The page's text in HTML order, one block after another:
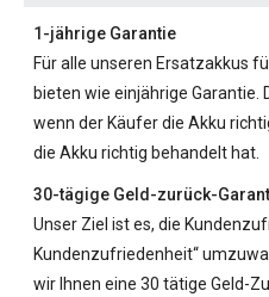
1-jährige Garantie
Für alle unseren Ersatzakkus
bieten wie einjährige Garantie.
wenn der Käufer die Akku
die Akku richtig behandelt hat.
30-tägige Geld-zurück-
Unser Ziel ist es, die
Kundenzufriedenheit“
wir Ihnen eine 30 tätige Geld-